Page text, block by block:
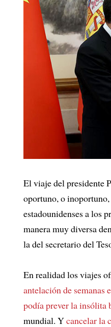
El viaje del presidente
oportuno, o inoportuno,
estadounidenses a los
manera muy diversa
la del secretario del
En realidad los viajes
antelación de semanas
podía prever la insólita
mundial. Ycancelar la